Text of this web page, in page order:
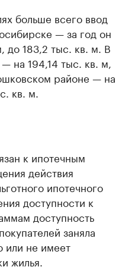
больше всего ввод
— за год он
до 183,2 тыс. кв. м. В
на 194,14 тыс. кв. м,
районе — на
кв. м.
к ипотечным
действия
ипотечного
доступности к
доступность
заняла
или не имеет
жилья.